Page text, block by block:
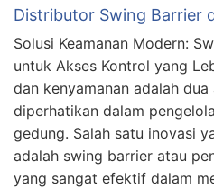
Distributor Swing Barrier
Solusi Keamanan Modern:
untuk Akses Kontrol yang
dan kenyamanan adalah
diperhatikan dalam
gedung. Salah satu inovasi
adalah swing barrier atau
yang sangat efektif dalam